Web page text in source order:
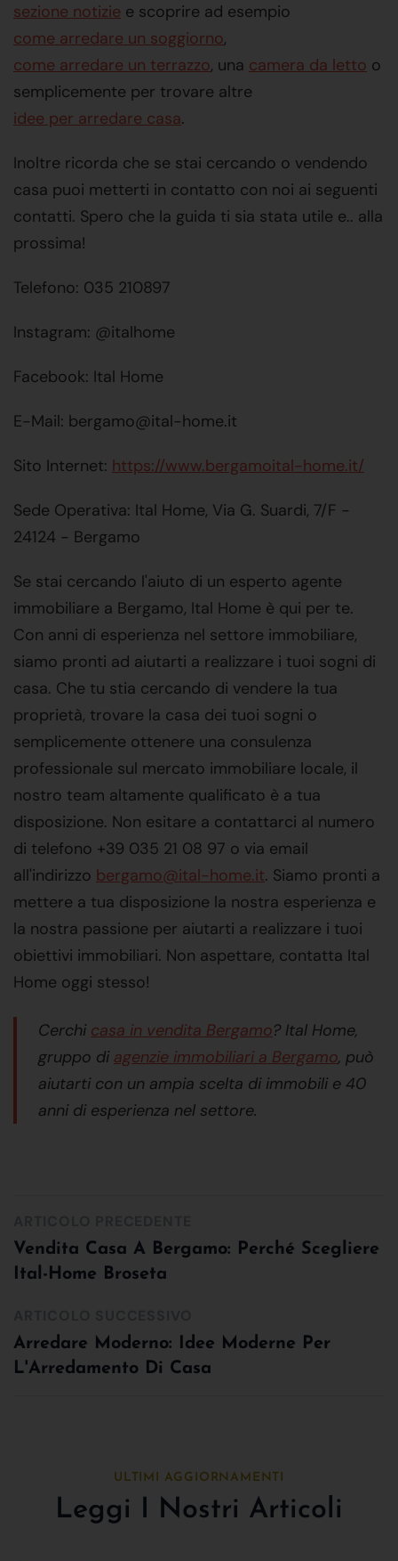
sezione notizie e scoprire ad esempio
come arredare un soggiorno,
come arredare un terrazzo, una camera da letto o
semplicemente per trovare altre
idee per arredare casa.
Inoltre ricorda che se stai cercando o vendendo
casa puoi metterti in contatto con noi ai seguenti
contatti. Spero che la guida ti sia stata utile e.. alla
prossima!
Telefono: 035 210897
Instagram: @italhome
Facebook: Ital Home
E-Mail: bergamo@ital-home.it
Sito Internet: https://www.bergamoital-home.it/
Sede Operativa: Ital Home, Via G. Suardi, 7/F -
24124 - Bergamo
Se stai cercando l'aiuto di un esperto agente
immobiliare a Bergamo, Ital Home è qui per te.
Con anni di esperienza nel settore immobiliare,
siamo pronti ad aiutarti a realizzare i tuoi sogni di
casa. Che tu stia cercando di vendere la tua
proprietà, trovare la casa dei tuoi sogni o
semplicemente ottenere una consulenza
professionale sul mercato immobiliare locale, il
nostro team altamente qualificato è a tua
disposizione. Non esitare a contattarci al numero
di telefono +39 035 21 08 97 o via email
all'indirizzo bergamo@ital-home.it. Siamo pronti a
mettere a tua disposizione la nostra esperienza e
la nostra passione per aiutarti a realizzare i tuoi
obiettivi immobiliari. Non aspettare, contatta Ital
Home oggi stesso!
Cerchi casa in vendita Bergamo? Ital Home,
gruppo di agenzie immobiliari a Bergamo, può
aiutarti con un ampia scelta di immobili e 40
anni di esperienza nel settore.
Vendita Casa A Bergamo: Perché Scegliere
Ital-Home Broseta
Arredare Moderno: Idee Moderne Per
L'Arredamento Di Casa
ULTIMI AGGIORNAMENTI
Leggi I Nostri Articoli